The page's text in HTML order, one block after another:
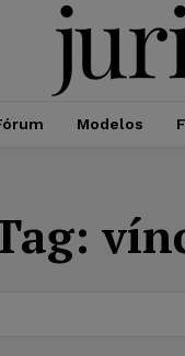
Modelos